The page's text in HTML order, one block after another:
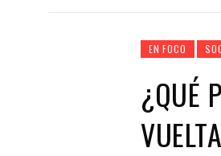
EN FOCO
¿QUÉ